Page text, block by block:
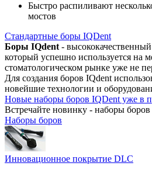
Быстро распиливают
мостов
Стандартные боры IQDent
Боры IQdent -
который успешно используется на
стоматологическом рынке уже не
Для создания боров IQdent
новейшие технологии и
Новые наборы боров IQDent уже в
Встречайте новинку - наборы
Наборы боров
Инновационное покрытие DLC